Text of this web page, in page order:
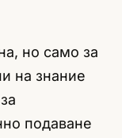
но само за
на знание
подаване